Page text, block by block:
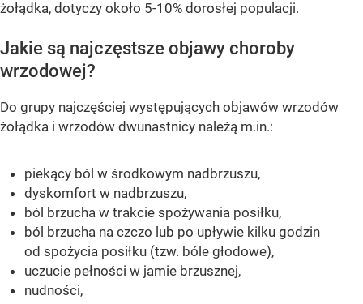
żołądka, dotyczy około 5-10% dorosłej populacji.
Jakie są najczęstsze objawy choroby
wrzodowej?
Do grupy najczęściej występujących objawów wrzodów
żołądka i wrzodów dwunastnicy należą m.in.:
piekący ból w środkowym nadbrzuszu,
dyskomfort w nadbrzuszu,
ból brzucha w trakcie spożywania posiłku,
ból brzucha na czczo lub po upływie kilku godzin
od spożycia posiłku (tzw. bóle głodowe),
uczucie pełności w jamie brzusznej,
nudności,